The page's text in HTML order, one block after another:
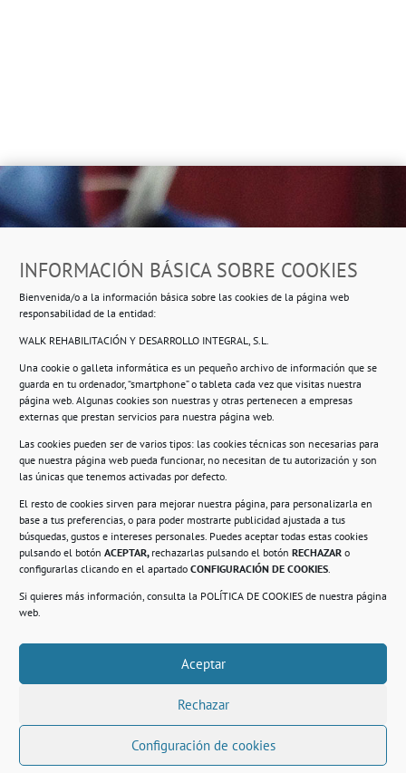
INFORMACIÓN BÁSICA SOBRE COOKIES
Bienvenida/o a la información básica sobre las cookies de la página web
responsabilidad de la entidad:
WALK REHABILITACIÓN Y DESARROLLO INTEGRAL, S.L.
Una cookie o galleta informática es un pequeño archivo de información que se
guarda en tu ordenador, “smartphone” o tableta cada vez que visitas nuestra
página web. Algunas cookies son nuestras y otras pertenecen a empresas
externas que prestan servicios para nuestra página web.
Las cookies pueden ser de varios tipos: las cookies técnicas son necesarias para
que nuestra página web pueda funcionar, no necesitan de tu autorización y son
las únicas que tenemos activadas por defecto.
El resto de cookies sirven para mejorar nuestra página, para personalizarla en
base a tus preferencias, o para poder mostrarte publicidad ajustada a tus
búsquedas, gustos e intereses personales. Puedes aceptar todas estas cookies
pulsando el botón ACEPTAR, rechazarlas pulsando el botón RECHAZAR o
configurarlas clicando en el apartado CONFIGURACIÓN DE COOKIES.
Si quieres más información, consulta la POLÍTICA DE COOKIES de nuestra página
web.
Aceptar
Rechazar
Configuración de cookies
Ropero Solidario de Usera
Beasáin 25-33posterior, local 3 – 28041 Madrid
Información
Compromiso con la protección de datos
Política de Cookies.
© 2021. Realizado en el Centro de Rehabilitación